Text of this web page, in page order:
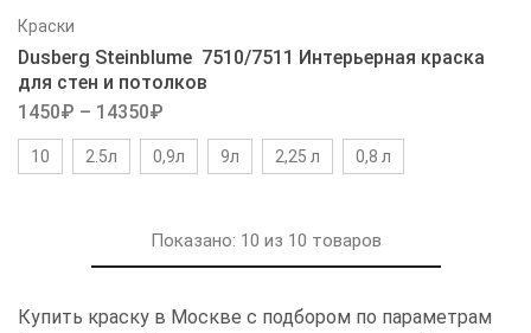
Краски
Dusberg Steinblume 7510/7511 Интерьерная краска
для стен и потолков
1450₽ – 14350₽
10 2.5л 0,9л 9л 2,25 л 0,8 л
Показано: 10 из 10 товаров
Купить краску в Москве с подбором по параметрам